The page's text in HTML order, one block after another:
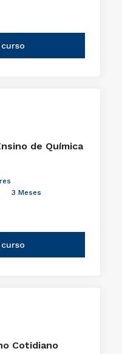
de Química
3 Meses
Cotidiano